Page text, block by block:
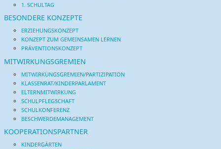
1. SCHULTAG
BESONDERE KONZEPTE
ERZIEHUNGSKONZEPT
KONZEPT ZUM GEMEINSAMEN LERNEN
PRÄVENTIONSKONZEPT
MITWIRKUNGSGREMIEN
MITWIRKUNGSGREMIEN/PARTIZIPATION
KLASSENRAT/KINDERPARLAMENT
ELTERNMITWIRKUNG
SCHULPFLEGSCHAFT
SCHULKONFERENZ
BESCHWERDEMANAGEMENT
KOOPERATIONSPARTNER
KINDERGÄRTEN